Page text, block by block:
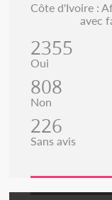
Côte d'Ivoire :
avec
2355
Oui
808
Non
226
Sans avis